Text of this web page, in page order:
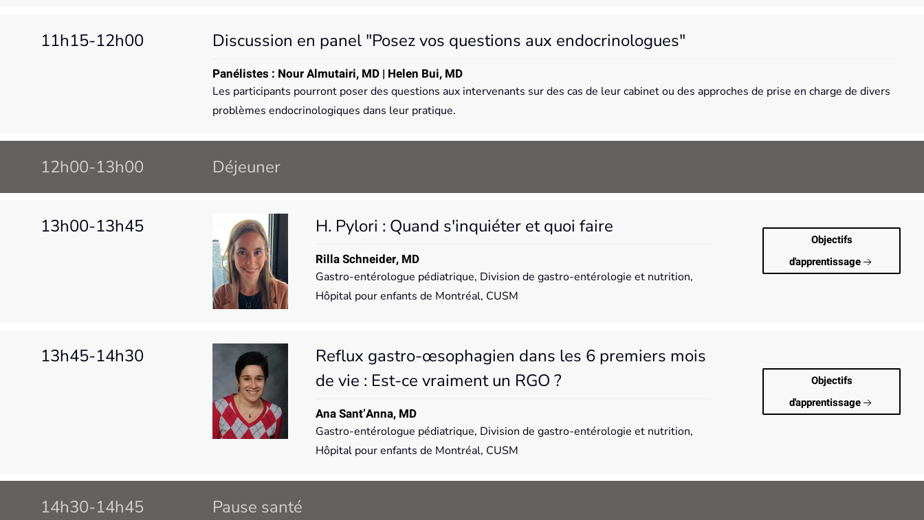
11h15-12h00 Discussion en panel "Posez vos questions aux endocrinologues"
Panélistes : Nour Almutairi, MD | Helen Bui, MD
Les participants pourront poser des questions aux intervenants sur des cas de leur cabinet ou des approches de prise en charge de divers
problèmes endocrinologiques dans leur pratique.
12h00-13h00 Déjeuner
13h00-13h45 H. Pylori : Quand s'inquiéter et quoi faire
Rilla Schneider, MD
Gastro-entérologue pédiatrique, Division de gastro-entérologie et nutrition,
Hôpital pour enfants de Montréal, CUSM
Objectifs
d'apprentissage
13h45-14h30
Reflux gastro-œsophagien dans les 6 premiers mois
de vie : Est-ce vraiment un RGO ?
Ana Sant’Anna, MD
Gastro-entérologue pédiatrique, Division de gastro-entérologie et nutrition,
Hôpital pour enfants de Montréal, CUSM
Objectifs
d'apprentissage
14h30-14h45 Pause santé